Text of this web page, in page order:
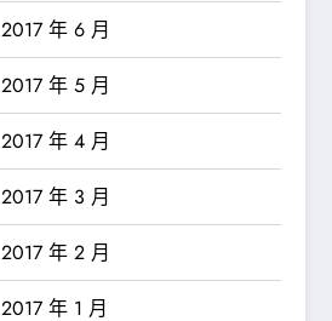
2017 年 6 月
2017 年 5 月
2017 年 4 月
2017 年 3 月
2017 年 2 月
2017 年 1 月